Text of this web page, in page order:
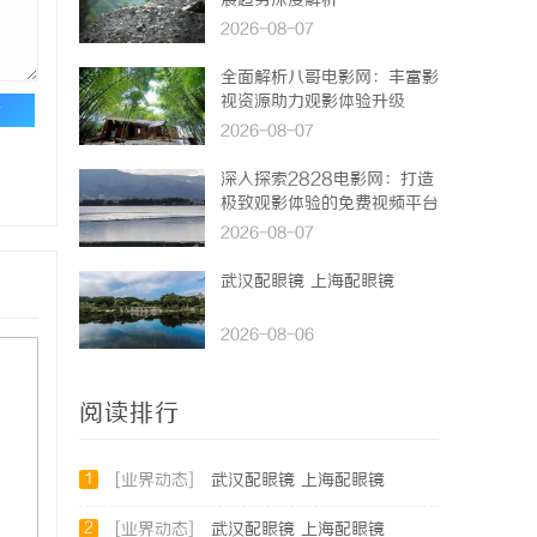
2026-08-07
全面解析八哥电影网：丰富影
视资源助力观影体验升级
2026-08-07
深入探索2828电影网：打造
极致观影体验的免费视频平台
2026-08-07
武汉配眼镜 上海配眼镜
2026-08-06
阅读排行
1 [业界动态] 武汉配眼镜 上海配眼镜
2 [业界动态] 武汉配眼镜 上海配眼镜